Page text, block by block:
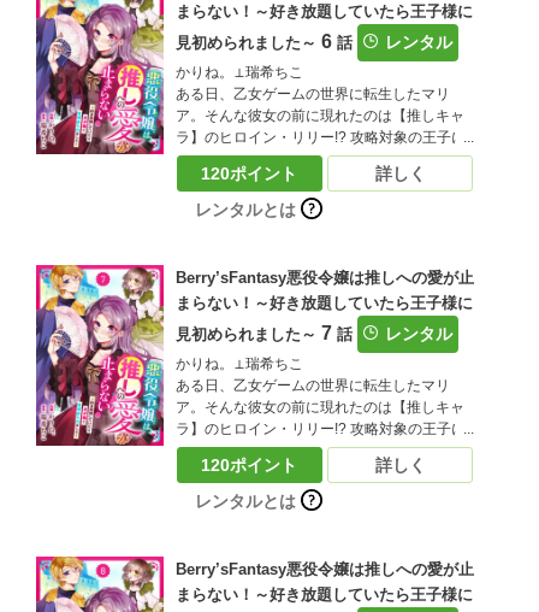
きになれる…？」大好きな推しの笑顔を守る
為、悪役令嬢を演じ切ることにしたマリア！
しかし、リリーと結ばれるはずの王子様・ア
ルに目を付けられてしまい!?推しのリリーに
近づきたいマリアと、迫りくるアル…三つ巴
の王宮ファンタジーがここに開幕！（この作
品は電子コミック誌Berry’ｓ fantasy Vol.299
に収録されています。重複購入にご注意くだ
さい)
まらない！～好き放題していたら王子様に
見初められました～ 6 話 レンタル
かりね。⊥瑞希ちこ
ある日、乙女ゲームの世界に転生したマリ
ア。そんな彼女の前に現れたのは【推しキャ
ラ】のヒロイン・リリー!? 攻略対象の王子に
は見向きもせず、前世でリリーを推していた
マリアは大興奮！ しかし、取り巻きと一緒に
リリーをいじめる悪役令嬢に転生していたこ
とが発覚――？嫌われキャラでこのままだと
事に気づく。「もしかして…悪役令嬢を演じ
つつ、リリーをいじめから守れれば、お近づ
きになれる…？」大好きな推しの笑顔を守る
為、悪役令嬢を演じ切ることにしたマリア！
しかし、リリーと結ばれるはずの王子様・ア
ルに目を付けられてしまい!?推しのリリーに
近づきたいマリアと、迫りくるアル…三つ巴
の王宮ファンタジーがここに開幕！（この作
品は電子コミック誌Berry’ｓ fantasy Vol.31に
収録されています。重複購入にご注意くださ
い)
120ポイント
レンタルとは
詳しく
Berry’sFantasy悪役令嬢は推しへの愛が止
まらない！～好き放題していたら王子様に
見初められました～ 7 話 レンタル
かりね。⊥瑞希ちこ
ある日、乙女ゲームの世界に転生したマリ
ア。そんな彼女の前に現れたのは【推しキャ
ラ】のヒロイン・リリー!? 攻略対象の王子に
は見向きもせず、前世でリリーを推していた
マリアは大興奮！ しかし、取り巻きと一緒に
リリーをいじめる悪役令嬢に転生していたこ
とが発覚――？嫌われキャラでこのままだと
事に気づく。「もしかして…悪役令嬢を演じ
つつ、リリーをいじめから守れれば、お近づ
きになれる…？」大好きな推しの笑顔を守る
120ポイント
レンタルとは
詳しく
Berry’sFantasy悪役令嬢は推しへの愛が止
まらない！～好き放題していたら王子様に